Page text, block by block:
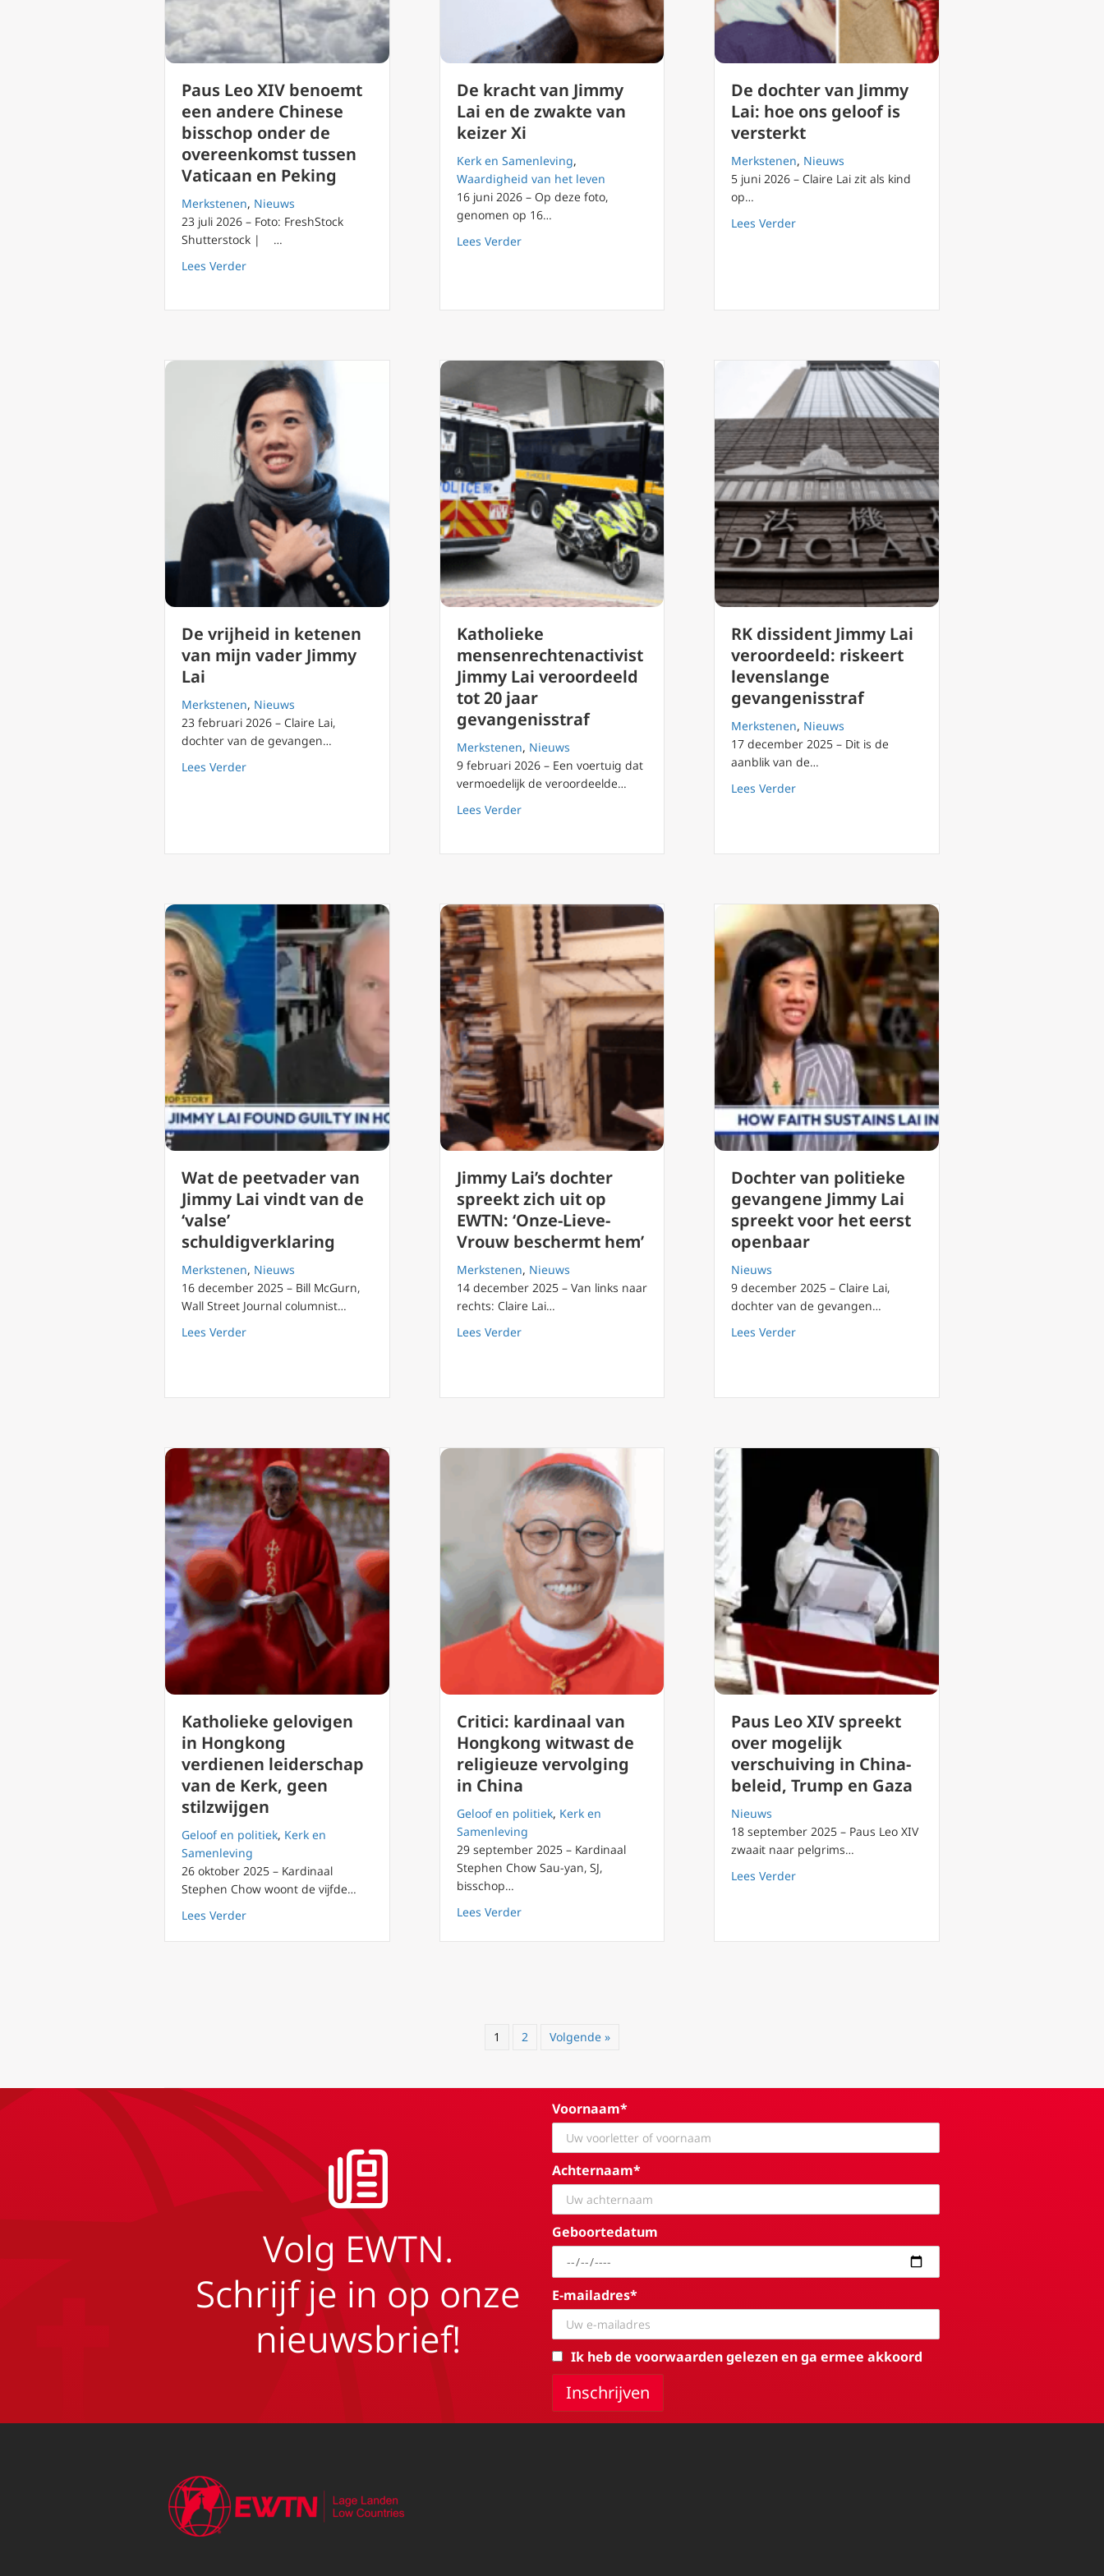
Paus Leo XIV benoemt
een andere Chinese
bisschop onder de
overeenkomst tussen
Vaticaan en Peking
Merkstenen, Nieuws
23 juli 2026 – Foto: FreshStock
Shutterstock | …
Lees Verderabout Paus Leo XIV benoemt een andere Chinese bisschop onder de overeenkomst tussen Vaticaan en Peking
De kracht van Jimmy
Lai en de zwakte van
keizer Xi
Kerk en Samenleving,
Waardigheid van het leven
16 juni 2026 – Op deze foto,
genomen op 16…
Lees Verderabout De kracht van Jimmy Lai en de zwakte van keizer Xi
De dochter van Jimmy
Lai: hoe ons geloof is
versterkt
Merkstenen, Nieuws
5 juni 2026 – Claire Lai zit als kind
op…
Lees Verderabout De dochter van Jimmy Lai: hoe ons geloof is
De vrijheid in ketenen
van mijn vader Jimmy
Lai
Merkstenen, Nieuws
23 februari 2026 – Claire Lai,
dochter van de gevangen…
Lees Verderabout De vrijheid in ketenen van mijn vader Jimmy Lai
Katholieke
mensenrechtenactivist
Jimmy Lai veroordeeld
tot 20 jaar
gevangenisstraf
Merkstenen, Nieuws
9 februari 2026 – Een voertuig dat
vermoedelijk de veroordeelde…
Lees Verderabout Katholieke mensenrechtenactivist Jimmy Lai veroordeeld tot 20 jaar gevangenisstraf
RK dissident Jimmy Lai
veroordeeld: riskeert
levenslange
gevangenisstraf
Merkstenen, Nieuws
17 december 2025 – Dit is de
aanblik van de…
Lees Verderabout RK dissident Jimmy Lai veroordeeld: riskeert
Wat de peetvader van
Jimmy Lai vindt van de
‘valse’
schuldigverklaring
Merkstenen, Nieuws
16 december 2025 – Bill McGurn,
Wall Street Journal columnist…
Lees Verderabout Wat de peetvader van Jimmy Lai vindt van de ‘valse’ schuldigverklaring
Jimmy Lai’s dochter
spreekt zich uit op
EWTN: ‘Onze-Lieve-
Vrouw beschermt hem’
Merkstenen, Nieuws
14 december 2025 – Van links naar
rechts: Claire Lai…
Lees Verderabout Jimmy Lai’s dochter spreekt zich uit op EWTN: ‘Onze-Lieve-Vrouw beschermt hem’
Dochter van politieke
gevangene Jimmy Lai
spreekt voor het eerst
openbaar
Nieuws
9 december 2025 – Claire Lai,
dochter van de gevangen…
Lees Verderabout Dochter van politieke gevangene Jimmy Lai
Katholieke gelovigen
in Hongkong
verdienen leiderschap
van de Kerk, geen
stilzwijgen
Geloof en politiek, Kerk en
Samenleving
26 oktober 2025 – Kardinaal
Stephen Chow woont de vijfde…
Lees Verderabout Katholieke gelovigen in Hongkong verdienen leiderschap van de Kerk, geen stilzwijgen
Critici: kardinaal van
Hongkong witwast de
religieuze vervolging
in China
Geloof en politiek, Kerk en
Samenleving
29 september 2025 – Kardinaal
Stephen Chow Sau-yan, SJ,
bisschop…
Lees Verderabout Critici: kardinaal van Hongkong witwast de religieuze vervolging in China
Paus Leo XIV spreekt
over mogelijk
verschuiving in China-
beleid, Trump en Gaza
Nieuws
18 september 2025 – Paus Leo XIV
zwaait naar pelgrims…
Lees Verderabout Paus Leo XIV spreekt over mogelijk verschuiving
1 2 Volgende »
Volg EWTN.
Schrijf je in op onze
nieuwsbrief!
Voornaam*
Achternaam*
Geboortedatum
E-mailadres*
Ik heb de voorwaarden gelezen en ga ermee akkoord